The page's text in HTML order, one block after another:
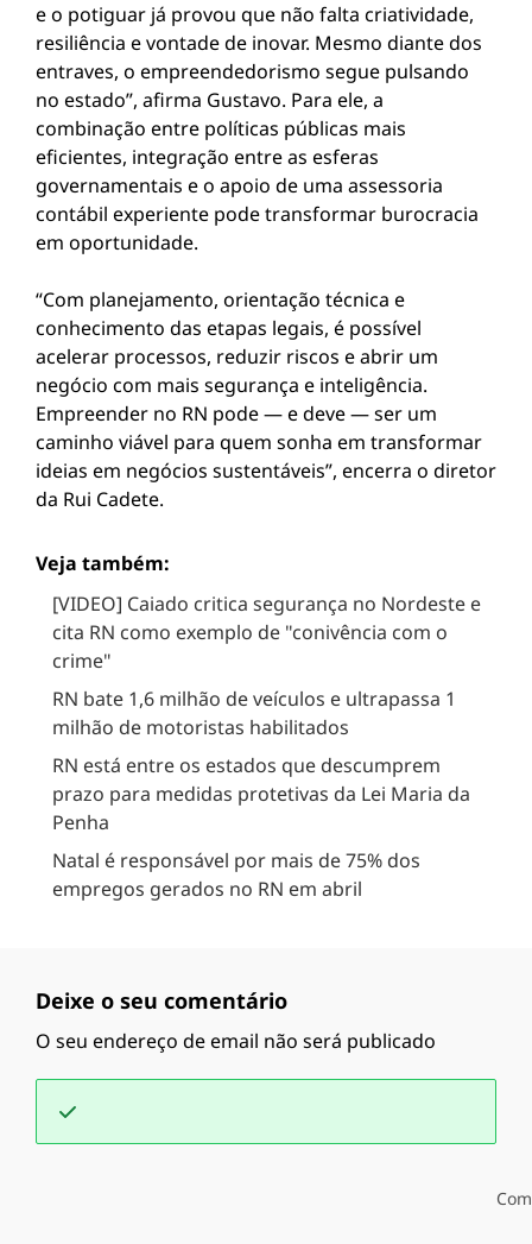
e o potiguar já provou que não falta criatividade,
resiliência e vontade de inovar. Mesmo diante dos
entraves, o empreendedorismo segue pulsando
no estado”, afirma Gustavo. Para ele, a
combinação entre políticas públicas mais
eficientes, integração entre as esferas
governamentais e o apoio de uma assessoria
contábil experiente pode transformar burocracia
em oportunidade.
“Com planejamento, orientação técnica e
conhecimento das etapas legais, é possível
acelerar processos, reduzir riscos e abrir um
negócio com mais segurança e inteligência.
Empreender no RN pode — e deve — ser um
caminho viável para quem sonha em transformar
ideias em negócios sustentáveis”, encerra o diretor
da Rui Cadete.
Veja também:
[VIDEO] Caiado critica segurança no Nordeste e
cita RN como exemplo de "conivência com o
crime"
RN bate 1,6 milhão de veículos e ultrapassa 1
milhão de motoristas habilitados
RN está entre os estados que descumprem
prazo para medidas protetivas da Lei Maria da
Penha
Natal é responsável por mais de 75% dos
empregos gerados no RN em abril
Deixe o seu comentário
O seu endereço de email não será publicado